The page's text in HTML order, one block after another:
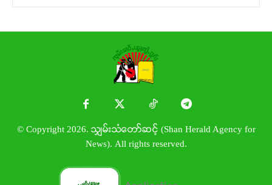
© Copyright 2026. သျှမ်းသံတော်ဆင့် (Shan Herald Agency for
News). All rights reserved.